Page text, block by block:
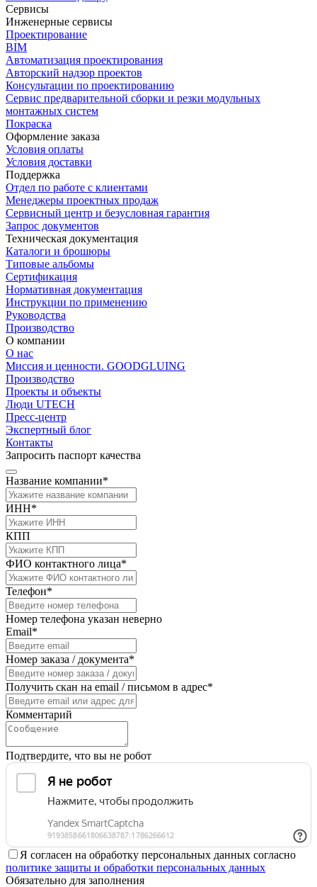
Сервисы
Инженерные сервисы
Проектирование
BIM
Автоматизация проектирования
Авторский надзор проектов
Консультации по проектированию
Сервис предварительной сборки и резки модульных
монтажных систем
Покраска
Оформление заказа
Условия оплаты
Условия доставки
Поддержка
Отдел по работе с клиентами
Менеджеры проектных продаж
Сервисный центр и безусловная гарантия
Запрос документов
Техническая документация
Каталоги и брошюры
Типовые альбомы
Сертификация
Нормативная документация
Инструкции по применению
Руководства
Производство
О компании
О нас
Миссия и ценности. GOODGLUING
Производство
Проекты и объекты
Люди UTECH
Пресс-центр
Экспертный блог
Контакты
Запросить паспорт качества
Название компании*
ИНН*
КПП
ФИО контактного лица*
Телефон*
Номер телефона указан неверно
Email*
Номер заказа / документа*
Получить скан на email / письмом в адрес*
Комментарий
Подтвердите, что вы не робот
Я согласен на обработку персональных данных согласно
политике защиты и обработки персональных данных
Обязательно для заполнения